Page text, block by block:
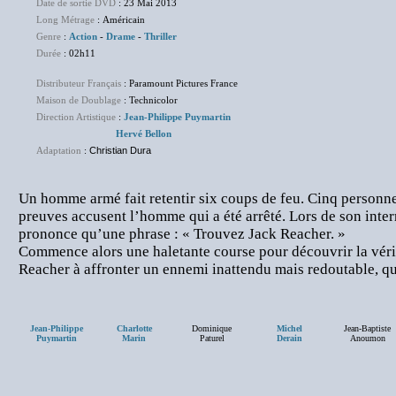
Date de sortie DVD : 23 Mai 2013
Long Métrage : Américain
Genre : Action - Drame - Thriller
Durée : 02h11
Distributeur Français : Paramount Pictures France
Maison de Doublage : Technicolor
Direction Artistique : Jean-Philippe Puymartin
Hervé Bellon
Adaptation : Christian Dura
Un homme armé fait retentir six coups de feu. Cinq
preuves accusent l’homme qui a été arrêté. Lors de son
prononce qu’une phrase : « Trouvez Jack Reacher. »
Commence alors une haletante course pour découvrir la
Reacher à affronter un ennemi inattendu mais redoutable,
Jean-Philippe
Puymartin
Charlotte
Marin
Dominique
Paturel
Michel
Derain
Jean-Baptiste
Anoumon